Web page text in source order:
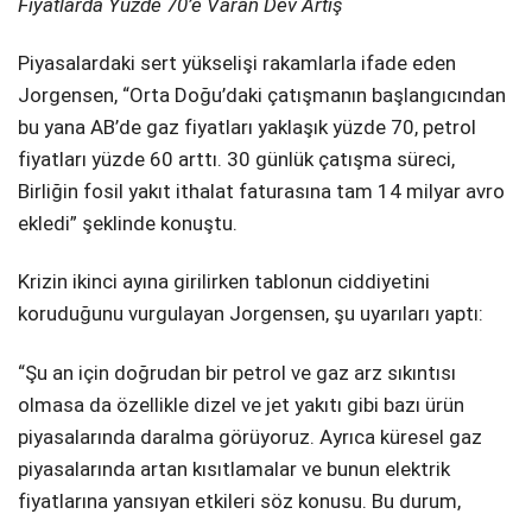
Youtube
Fiyatlarda Yüzde 70’e Varan Dev Artış
Piyasalardaki sert yükselişi rakamlarla ifade eden
Jorgensen, “Orta Doğu’daki çatışmanın başlangıcından
bu yana AB’de gaz fiyatları yaklaşık yüzde 70, petrol
fiyatları yüzde 60 arttı. 30 günlük çatışma süreci,
Birliğin fosil yakıt ithalat faturasına tam 14 milyar avro
ekledi” şeklinde konuştu.
Krizin ikinci ayına girilirken tablonun ciddiyetini
koruduğunu vurgulayan Jorgensen, şu uyarıları yaptı:
“Şu an için doğrudan bir petrol ve gaz arz sıkıntısı
olmasa da özellikle dizel ve jet yakıtı gibi bazı ürün
piyasalarında daralma görüyoruz. Ayrıca küresel gaz
piyasalarında artan kısıtlamalar ve bunun elektrik
fiyatlarına yansıyan etkileri söz konusu. Bu durum,